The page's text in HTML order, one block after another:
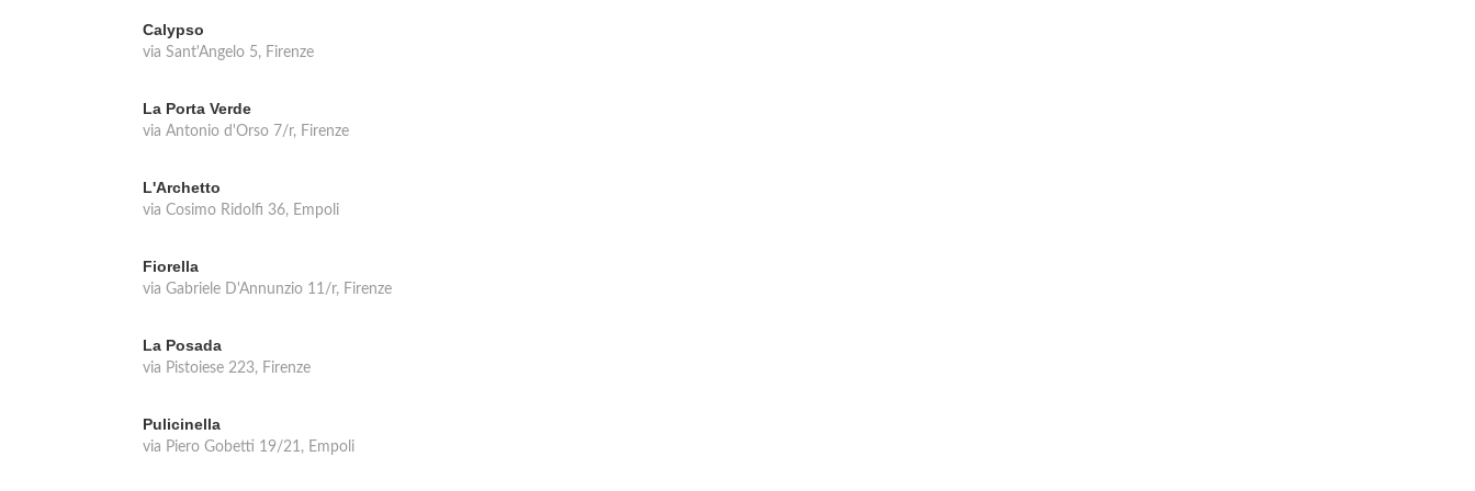
Calypso
via Sant'Angelo 5, Firenze
La Porta Verde
via Antonio d'Orso 7/r, Firenze
L'Archetto
via Cosimo Ridolfi 36, Empoli
Fiorella
via Gabriele D'Annunzio 11/r, Firenze
La Posada
via Pistoiese 223, Firenze
Pulicinella
via Piero Gobetti 19/21, Empoli